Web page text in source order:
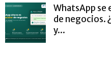
WhatsApp se
de negocios.
y...